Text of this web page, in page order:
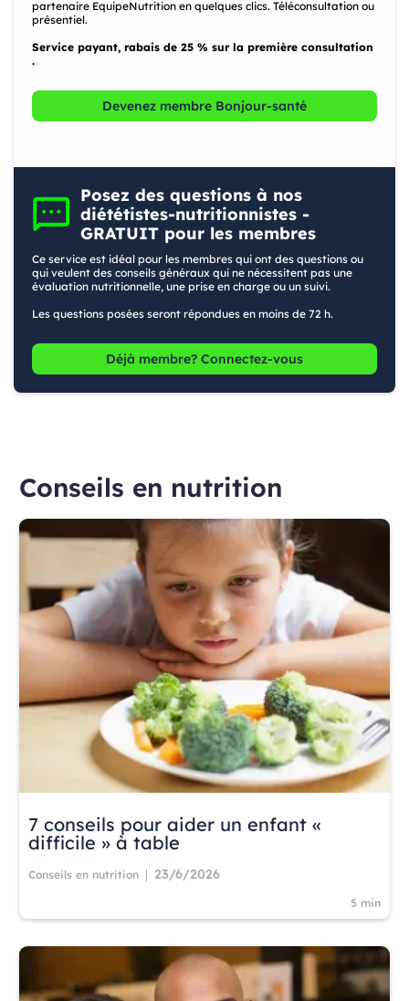
partenaire EquipeNutrition en quelques clics. Téléconsultation ou
présentiel.
Service payant, rabais de 25 % sur la première consultation
.
Devenez membre Bonjour-santé
Posez des questions à nos
diététistes-nutritionnistes -
GRATUIT pour les membres
Ce service est idéal pour les membres qui ont des questions ou
qui veulent des conseils généraux qui ne nécessitent pas une
évaluation nutritionnelle, une prise en charge ou un suivi.
Les questions posées seront répondues en moins de 72 h.
Déjà membre? Connectez-vous
Conseils en nutrition
7 conseils pour aider un enfant «
difficile » à table
Conseils en nutrition | 23/6/2026
5 min